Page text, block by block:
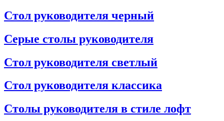
Стол руководителя черный
Серые столы руководителя
Стол руководителя светлый
Стол руководителя классика
Столы руководителя в стиле лофт